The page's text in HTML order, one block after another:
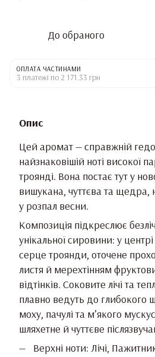
До обраного
ОПЛАТА ЧАСТИНАМИ
3 платежі по 2 171.33 грн
Опис
Цей аромат — справжній
найзнаковішій ноті високої
троянді. Вона постає тут у
вишукана, чуттєва та щедра,
у розпал весни.
Композиція підкреслює
унікальної сировини: у
серце троянди, оточене
листя й мерехтінням
відтінків. Соковите лічі та
плавно ведуть до глибокого
моху, пачулі та м’якого
шляхетне й чуттєве
Верхні ноти: Лічі,